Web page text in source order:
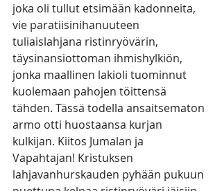
joka oli tullut etsimään kadonneita,
vie paratiisinihanuuteen
tuliaislahjana ristinryövärin,
täysinansiottoman ihmishylkiön,
jonka maallinen lakioli tuominnut
kuolemaan pahojen töittensä
tähden. Tässä todella ansaitsematon
armo otti huostaansa kurjan
kulkijan. Kiitos Jumalan ja
Vapahtajan! Kristuksen
lahjavanhurskauden pyhään pukuun